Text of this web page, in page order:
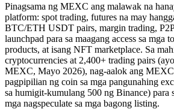
Pinagsama ng MEXC ang malawak na
platform: spot trading, futures na may
BTC/ETH USDT pairs, margin trading,
launchpad para sa maagang access sa mga
products, at isang NFT marketplace. Sa
cryptocurrencies at 2,400+ trading pairs
MEXC, Mayo 2026), nag-aalok ang
pagpipilian ng coin sa mga pangunahing
sa humigit-kumulang 500 ng Binance) para
mga nagspeculate sa mga bagong listing.